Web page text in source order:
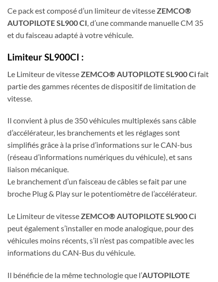
Ce pack est composé d’un limiteur de vitesseZEMCO®
AUTOPILOTE SL900 CI, d’une commande manuelle CM 35
et du faisceau adapté à votre véhicule.
Limiteur SL900CI :
Le Limiteur de vitesse ZEMCO® AUTOPILOTE SL900 Cifait
partie des gammes récentes de dispositif de limitation de
vitesse.
Il convient à plus de 350 véhicules multiplexés sans câble
d’accélérateur, les branchements et les réglages sont
simplifiés grâce à la prise d’informations sur le CAN-bus
(réseau d’informations numériques du véhicule), et sans
liaison mécanique.
Le branchement d’un faisceau de câbles se fait par une
broche Plug & Play sur le potentiomètre de l’accélérateur.
Le Limiteur de vitesseZEMCO® AUTOPILOTE SL900 Ci
peut également s’installer en mode analogique, pour des
véhicules moins récents, s’il n’est pas compatible avec les
informations du CAN-Bus du véhicule.
Il bénéficie de la même technologie que l’AUTOPILOTE